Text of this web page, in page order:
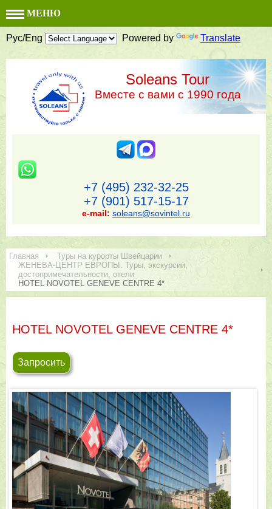
МЕНЮ
Рус/Eng Powered by Translate
Soleans Tour
Вместе с вами с 1990 года
+7 (495) 232-32-25
+7 (901) 517-15-17
e-mail: soleans@sovintel.ru
Главная
Туры на курорты Швейцарии
ЖЕНЕВА-ЦЕНТР ЕВРОПЫ. Туры, экскурсии,
достопримечательности, отели
HOTEL NOVOTEL GENEVE CENTRE 4*
HOTEL NOVOTEL GENEVE CENTRE 4*
Запросить